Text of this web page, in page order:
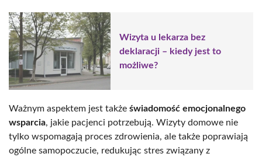
Wizyta u lekarza bez
deklaracji – kiedy jest to
możliwe?
Ważnym aspektem jest także świadomość emocjonalnego
wsparcia, jakie pacjenci potrzebują. Wizyty domowe nie
tylko wspomagają proces zdrowienia, ale także poprawiają
ogólne samopoczucie, redukując stres związany z